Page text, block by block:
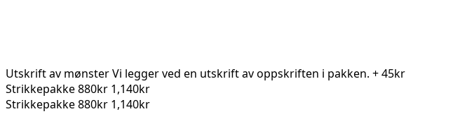
Utskrift av mønsterVi legger ved en utskrift av oppskriften i pakken. + 45kr
Strikkepakke880kr 1,140kr
Strikkepakke880kr 1,140kr